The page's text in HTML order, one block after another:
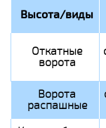
Высота/виды
Откатные
ворота
Ворота
распашные